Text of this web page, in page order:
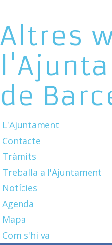
Altres
de
L'Ajuntament
Contacte
Tràmits
Treballa a l'Ajuntament
Notícies
Agenda
Mapa
Com s'hi va